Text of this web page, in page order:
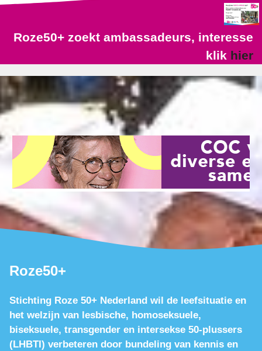
Roze50+ zoekt ambassadeurs, interesse
klik hier
Roze50+
Stichting Roze 50+ Nederland wil de leefsituatie en
het welzijn van lesbische, homoseksuele,
biseksuele, transgender en intersekse 50-plussers
(LHBTI) verbeteren door bundeling van kennis en